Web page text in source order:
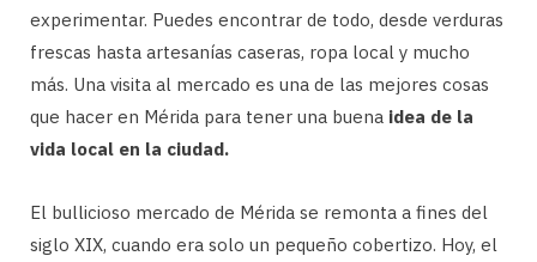
experimentar. Puedes encontrar de todo, desde verduras
frescas hasta artesanías caseras, ropa local y mucho
más. Una visita al mercado es una de las mejores cosas
que hacer en Mérida para tener una buena idea de la
vida local en la ciudad.
El bullicioso mercado de Mérida se remonta a fines del
siglo XIX, cuando era solo un pequeño cobertizo. Hoy, el